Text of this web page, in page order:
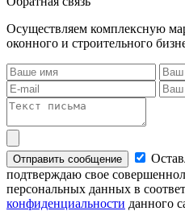
Осуществляем комплексную
оконного и строительного
Отправить сообщение
подтверждаю свое
персональных данных в
конфиденциальности данного